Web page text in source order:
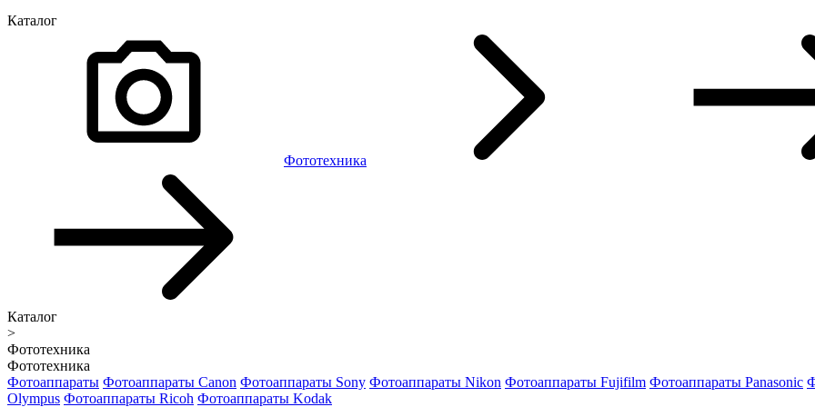
Каталог
Фототехника
Каталог
>
Фототехника
Фототехника
Фотоаппараты Фотоаппараты Canon Фотоаппараты Sony Фотоаппараты Nikon Фотоаппараты Fujifilm Фотоаппараты Panasonic
Olympus Фотоаппараты Ricoh Фотоаппараты Kodak